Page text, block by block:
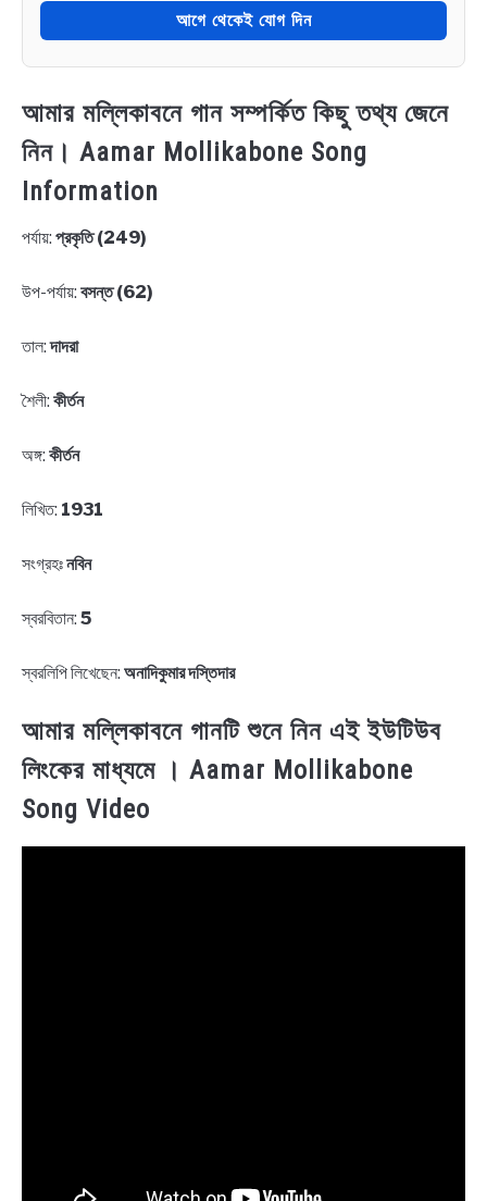
আগে থেকেই যোগ দিন
আমার মল্লিকাবনে গান সম্পর্কিত কিছু তথ্য জেনে
নিন। Aamar Mollikabone Song
Information
পর্যায়: প্রকৃতি (249)
উপ-পর্যায়: বসন্ত (62)
তাল:দাদরা
শৈলী: কীর্তন
অঙ্গ: কীর্তন
লিখিত: 1931
সংগ্রহঃনবিন
স্বরবিতান: 5
স্বরলিপি লিখেছেন: অনাদিকুমার দস্তিদার
আমার মল্লিকাবনে গানটি শুনে নিন এই ইউটিউব
লিংকের মাধ্যমে । Aamar Mollikabone
Song Video